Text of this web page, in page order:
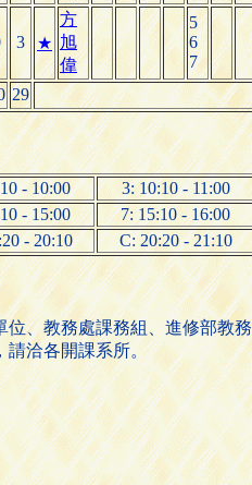
3 ★
方
旭
偉
5
6
7
29
- 10:00
3: 10:10 - 11:00
- 15:00
7: 15:10 - 16:00
- 20:10 C: 20:20 - 21:10
位、教務處課務組、進修部教
請洽各開課系所。